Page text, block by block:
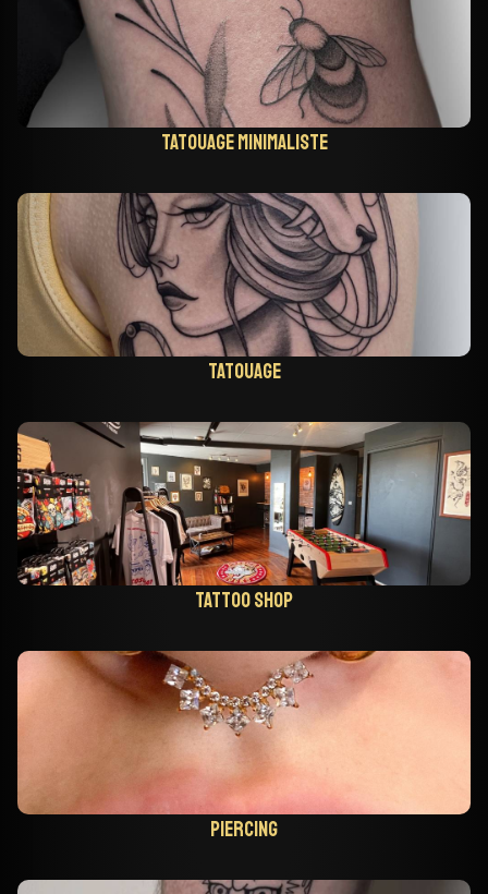
Tatouage minimaliste
Tatouage
Tattoo shop
Piercing